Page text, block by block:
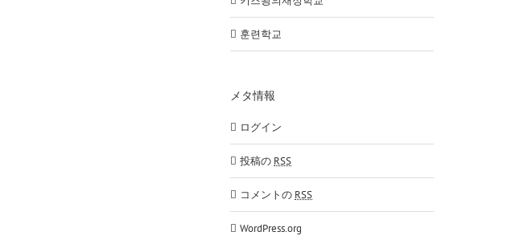
훈련학교
メタ情報
ログイン
投稿の RSS
コメントの RSS
WordPress.org